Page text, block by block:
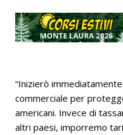
“Inizierò
commerciale per
americani. Invece di
altri paesi, imporremo